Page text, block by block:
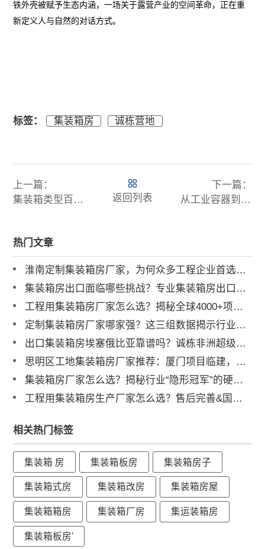
铁外壳被赋予生态内涵，一场关于露营产业的空间革命，正在重
新定义人与自然的对话方式。
标签： 集装箱房 诚栋营地
上一篇：
集装箱类型百科全书：从1A到53E的20年演变史与选型决策树
返回列表
下一篇：
从工业容器到网红打卡地：集装箱营地设计的3大创新范式
热门文章
淮南定制集装箱房厂家，为何众多工程企业首选诚栋营地？
集装箱房出口面临哪些挑战？专业集装箱房出口流程与解决方案全解析
工程用集装箱房厂家怎么选？揭秘全球4000+项目背后的实力品牌
定制集装箱房厂家哪家强？这三组数据揭示行业标杆
出口集装箱房埃塞俄比亚靠谱吗？诚栋非洲超级营地案例深度解析
思明区工地集装箱房厂家推荐：厦门项目临建，为何总包单位都选他？
集装箱房厂家怎么选？揭秘行业“隐形冠军”的硬核实力
工程用集装箱房生产厂家怎么选？售后完善&国内三大工厂直供解析
相关热门标签
集装箱 房 集装箱板房 集装箱房子
集装箱式房 集装箱改房 集装箱房屋
集装箱箱房 集装箱厂房 集运装箱房
集装箱板房'